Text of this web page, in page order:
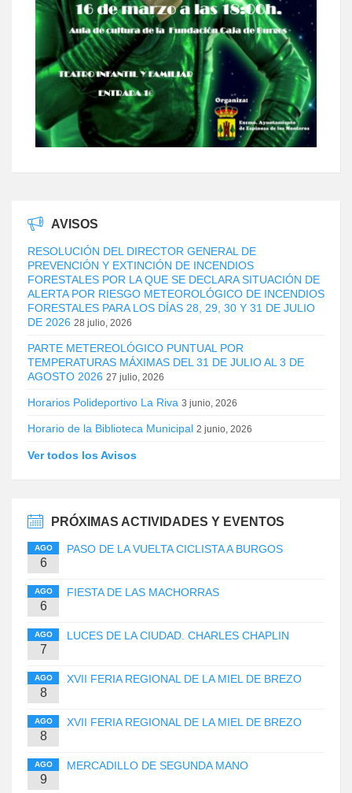
AVISOS
RESOLUCIÓN DEL DIRECTOR GENERAL DE
PREVENCIÓN Y EXTINCIÓN DE INCENDIOS
FORESTALES POR LA QUE SE DECLARA SITUACIÓN DE
ALERTA POR RIESGO METEOROLÓGICO DE INCENDIOS
FORESTALES PARA LOS DÍAS 28, 29, 30 Y 31 DE JULIO
DE 2026 28 julio, 2026
PARTE METEREOLÓGICO PUNTUAL POR
TEMPERATURAS MÁXIMAS DEL 31 DE JULIO AL 3 DE
AGOSTO 2026 27 julio, 2026
Horarios Polideportivo La Riva 3 junio, 2026
Horario de la Biblioteca Municipal 2 junio, 2026
Ver todos los Avisos
PRÓXIMAS ACTIVIDADES Y EVENTOS
AGO
6
PASO DE LA VUELTA CICLISTA A BURGOS
AGO
6
FIESTA DE LAS MACHORRAS
AGO
7
LUCES DE LA CIUDAD. CHARLES CHAPLIN
AGO
8
XVII FERIA REGIONAL DE LA MIEL DE BREZO
AGO
8
XVII FERIA REGIONAL DE LA MIEL DE BREZO
AGO
9
MERCADILLO DE SEGUNDA MANO